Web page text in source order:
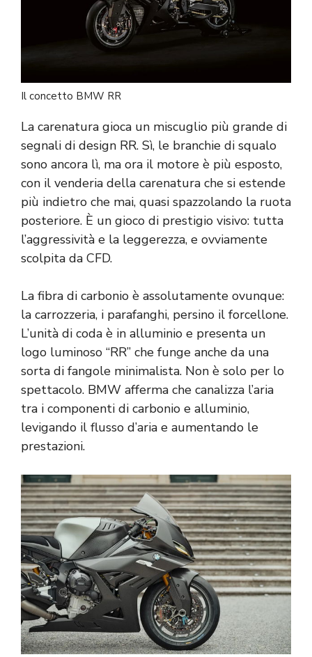
Il concetto BMW RR
La carenatura gioca un miscuglio più grande di
segnali di design RR. Sì, le branchie di squalo
sono ancora lì, ma ora il motore è più esposto,
con il venderia della carenatura che si estende
più indietro che mai, quasi spazzolando la ruota
posteriore. È un gioco di prestigio visivo: tutta
l’aggressività e la leggerezza, e ovviamente
scolpita da CFD.
La fibra di carbonio è assolutamente ovunque:
la carrozzeria, i parafanghi, persino il forcellone.
L’unità di coda è in alluminio e presenta un
logo luminoso “RR” che funge anche da una
sorta di fangole minimalista. Non è solo per lo
spettacolo. BMW afferma che canalizza l’aria
tra i componenti di carbonio e alluminio,
levigando il flusso d’aria e aumentando le
prestazioni.